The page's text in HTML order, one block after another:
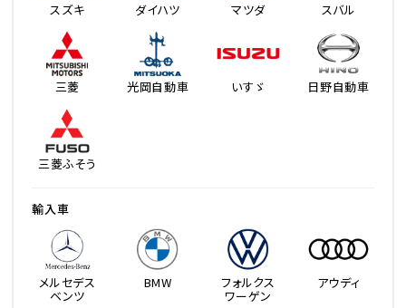
スズキ ダイハツ マツダ スバル
三菱 光岡自動車 いすゞ 日野自動車
三菱ふそう
輸入車
メルセデス
ベンツ
BMW フォルクス
ワーゲン
アウディ